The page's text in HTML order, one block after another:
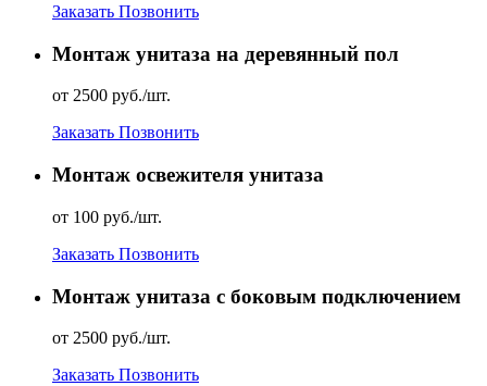
Заказать Позвонить
Монтаж унитаза на деревянный пол
от 2500 руб./шт.
Заказать Позвонить
Монтаж освежителя унитаза
от 100 руб./шт.
Заказать Позвонить
Монтаж унитаза с боковым подключением
от 2500 руб./шт.
Заказать Позвонить